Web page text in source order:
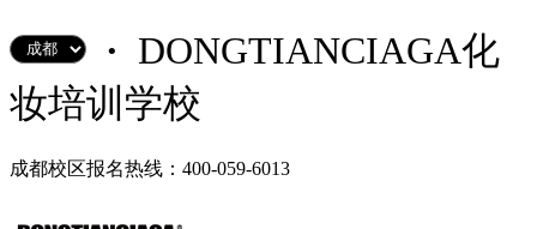
· DONGTIANCIAGA化
妆培训学校
成都校区报名热线：400-059-6013